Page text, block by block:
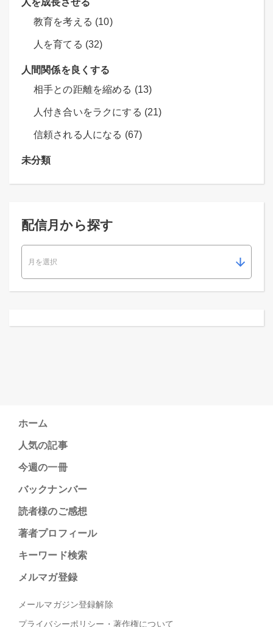
人を成長させる
教育を考える (10)
人を育てる (32)
人間関係を良くする
相手との距離を縮める (13)
人付き合いをラクにする (21)
信頼される人になる (67)
未分類
配信月から探す
ホーム
人気の記事
今週の一冊
バックナンバー
読者様のご感想
著者プロフィール
キーワード検索
メルマガ登録
メールマガジン登録解除
プライバシーポリシー・著作権について